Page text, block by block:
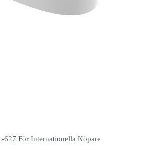
627 För Internationella Köpare